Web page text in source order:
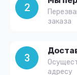
2
заказа
3
адресу